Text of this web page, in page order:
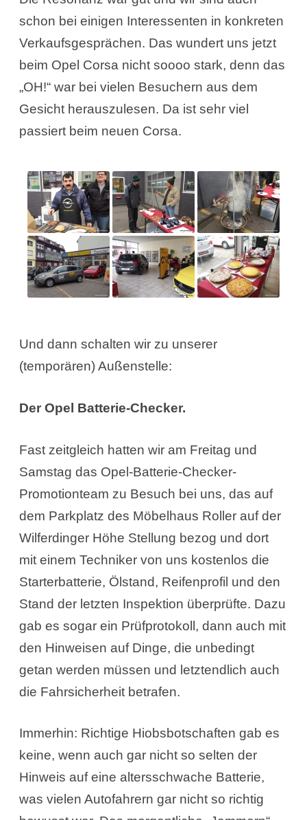
schon bei einigen Interessenten in konkreten
Verkaufsgesprächen. Das wundert uns jetzt
beim Opel Corsa nicht soooo stark, denn das
„OH!“ war bei vielen Besuchern aus dem
Gesicht herauszulesen. Da ist sehr viel
passiert beim neuen Corsa.
Und dann schalten wir zu unserer
(temporären) Außenstelle:
Der Opel Batterie-Checker.
Fast zeitgleich hatten wir am Freitag und
Samstag das Opel-Batterie-Checker-
Promotionteam zu Besuch bei uns, das auf
dem Parkplatz des Möbelhaus Roller auf der
Wilferdinger Höhe Stellung bezog und dort
mit einem Techniker von uns kostenlos die
Starterbatterie, Ölstand, Reifenprofil und den
Stand der letzten Inspektion überprüfte. Dazu
gab es sogar ein Prüfprotokoll, dann auch mit
den Hinweisen auf Dinge, die unbedingt
getan werden müssen und letztendlich auch
die Fahrsicherheit betrafen.
Immerhin: Richtige Hiobsbotschaften gab es
keine, wenn auch gar nicht so selten der
Hinweis auf eine altersschwache Batterie,
was vielen Autofahrern gar nicht so richtig